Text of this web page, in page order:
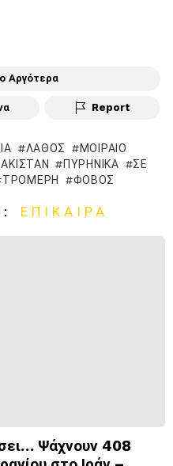
Αργότερα
Report
ΛΆΘΟΣ
ΜΟΙΡΑΊΟ
ΠΥΡΗΝΙΚΆ
ΣΕ
ΤΡΟΜΕΡΉ ΦΌΒΟΣ
ΕΠΊΚΑΙΡΑ
Ψάχνουν 408